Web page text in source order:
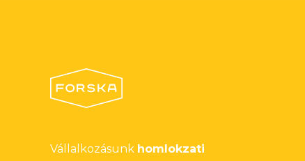
Vállalkozásunk homlokzati